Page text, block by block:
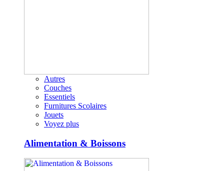
Autres
Couches
Essentiels
Furnitures Scolaires
Jouets
Voyez plus
Alimentation & Boissons